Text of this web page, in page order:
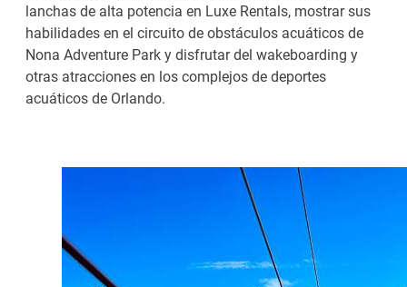
lanchas de alta potencia en Luxe Rentals, mostrar sus
habilidades en el circuito de obstáculos acuáticos de
Nona Adventure Park y disfrutar del wakeboarding y
otras atracciones en los complejos de deportes
acuáticos de Orlando.